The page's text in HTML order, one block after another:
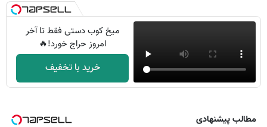
میخ کوب دستی فقط تا آخر
امروز حراج خورد!🔥
خرید با تخفیف
مطالب پیشنهادی